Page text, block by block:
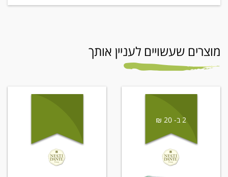
מוצרים שעשויים לעניין אותך
2 ב- 20 ₪